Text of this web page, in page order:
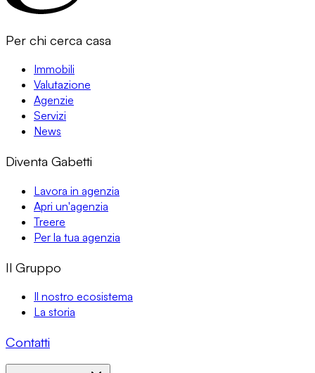
Per chi cerca casa
Immobili
Valutazione
Agenzie
Servizi
News
Diventa Gabetti
Lavora in agenzia
Apri un'agenzia
Treere
Per la tua agenzia
Il Gruppo
Il nostro ecosistema
La storia
Contatti